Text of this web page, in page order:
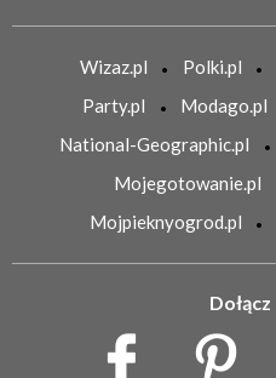
Wizaz.pl Polki.pl
Party.pl
Modago.pl
National-Geographic.pl
Mojegotowanie.pl
Mojpieknyogrod.pl